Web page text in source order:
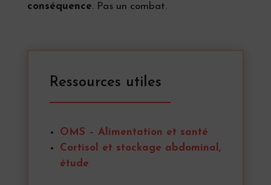
conséquence. Pas un combat.
Ressources utiles
OMS – Alimentation et santé
Cortisol et stockage abdominal,
étude